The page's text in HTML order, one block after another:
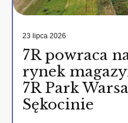
23 lipca 2026
7R powraca
rynek
7R Park
Sękocinie